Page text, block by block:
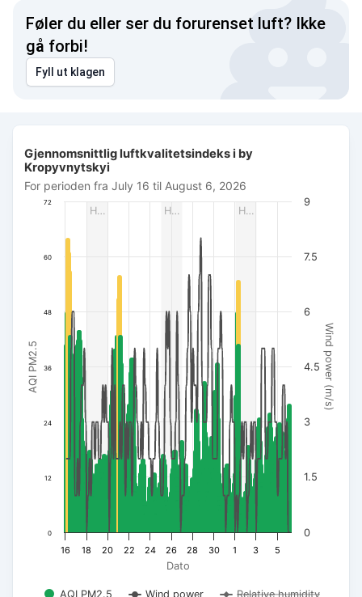
Føler du eller ser du forurenset luft? Ikke
gå forbi!
Fyll ut klagen
Combination chart with 3 data series.
For perioden fra July 16 til August 6, 2026
The chart has 1 X axis displaying Dato. Data ranges from
The chart has 3 Y axes displaying AQI PM2.5, Wind power
H…
H…
H…
Dato
AQI PM2.5 Wind power (m/s)
Gjennomsnittlig luftkvalitetsindeks i by
Kropyvnytskyi
For perioden fra July 16 til August 6, 2026
AQI PM2.5 Wind power Relative humidity
16 18 20 22 24 26 28 30 1 3 5
0
12
24
36
48
60
72
0
1.5
3
4.5
6
7.5
9